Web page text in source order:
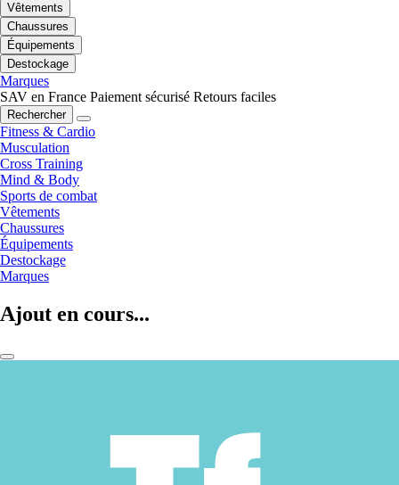
Vêtements
Chaussures
Équipements
Destockage
Marques
SAV en France Paiement sécurisé Retours faciles
Rechercher
Fitness & Cardio
Musculation
Cross Training
Mind & Body
Sports de combat
Vêtements
Chaussures
Équipements
Destockage
Marques
Ajout en cours...